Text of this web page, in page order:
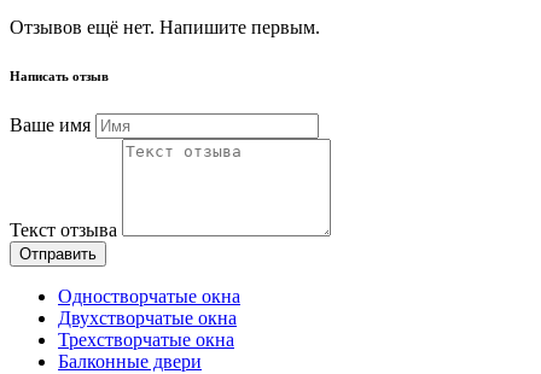
Отзывов ещё нет. Напишите первым.
Написать отзыв
Ваше имя
Текст отзыва
Отправить
Одностворчатые окна
Двухстворчатые окна
Трехстворчатые окна
Балконные двери